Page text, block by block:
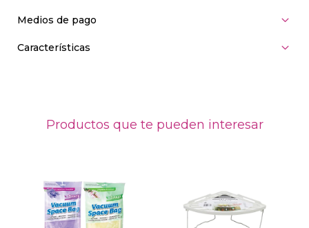
Medios de pago
Características
Productos que te pueden interesar